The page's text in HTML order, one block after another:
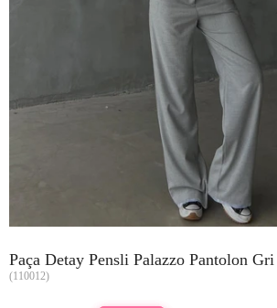
Paça Detay Pensli Palazzo Pantolon Gri
(110012)